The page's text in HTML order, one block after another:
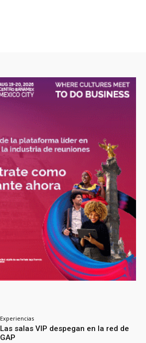
Experiencias
Las salas VIP despegan en la red de
GAP